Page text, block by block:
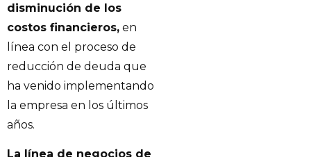
disminución de los
costos financieros, en
línea con el proceso de
reducción de deuda que
ha venido implementando
la empresa en los últimos
años.
La línea de negocios de